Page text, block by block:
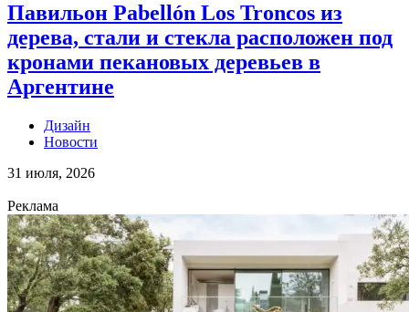
Павильон Pabellón Los Troncos из
дерева, стали и стекла расположен под
кронами пекановых деревьев в
Аргентине
Дизайн
Новости
31 июля, 2026
Реклама